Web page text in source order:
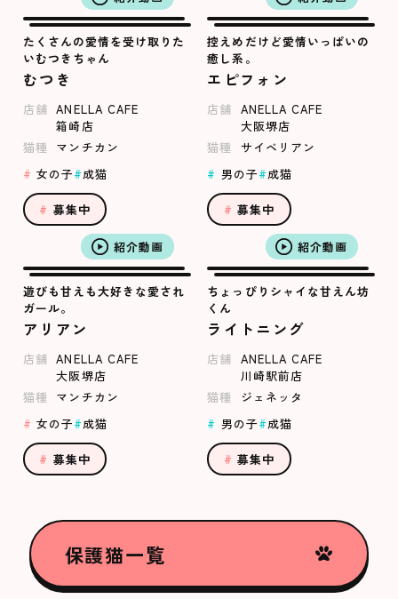
たくさんの愛情を受け取りた
いむつきちゃん
むつき
店舗 ANELLA CAFE
箱崎店
猫種
マンチカン
女の子
成猫
募集中
控えめだけど愛情いっぱいの
癒し系。
エピフォン
店舗 ANELLA CAFE
大阪堺店
猫種
サイベリアン
男の子
成猫
募集中
紹介動画
遊びも甘えも大好きな愛され
ガール。
アリアン
店舗 ANELLA CAFE
大阪堺店
猫種
マンチカン
女の子
成猫
募集中
紹介動画
ちょっぴりシャイな甘えん坊
くん
ライトニング
店舗 ANELLA CAFE
川崎駅前店
猫種
ジェネッタ
男の子
成猫
募集中
保護猫一覧